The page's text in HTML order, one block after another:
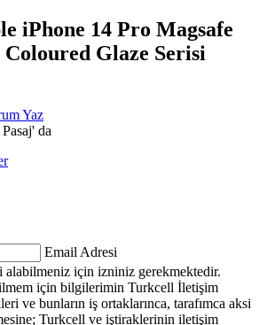
iPhone 14 Pro Magsafe
Glaze Serisi
Yaz
da
Email Adresi
için izniniz gerekmektedir.
için bilgilerimin Turkcell İletişim
ve bunların iş ortaklarınca, tarafımca aksi
Turkcell ve iştiraklerinin iletişim